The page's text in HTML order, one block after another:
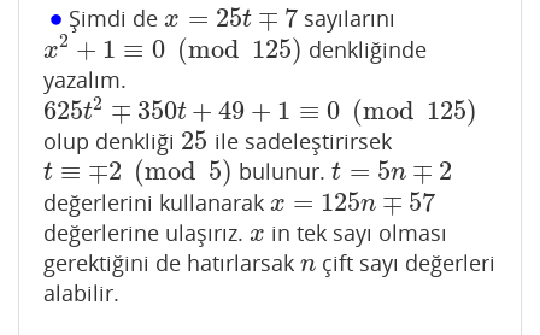
∙
∙ Şimdi dex = 25t ∓ 7
x= 25 t∓7 sayılarını
x2 + 1 ≡ 0 (mod 125)
x2+1≡ 0 mod 125)
denkliğinde
yazalım.
625t2 ∓ 350t + 49 + 1 ≡ 0 (mod 125)
625t2∓350t+49+1≡0 mod 125)
olup denkliği 25
25 ile sadeleştirirsek
t ≡ ∓2 (mod 5)
t≡∓ 2(mod5) bulunur.t = 5n ∓ 2
t=5n ∓2
değerlerini kullanarak x = 125n ∓ 57
x= 125n∓57
değerlerine ulaşırız. x
x in tek sayı olması
gerektiğini de hatırlarsak n
nçift sayı değerleri
alabilir.